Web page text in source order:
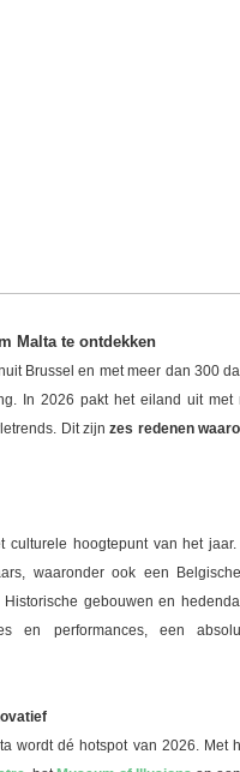
Malta te ontdekken
Brussel en met meer dan 300
In 2026 pakt het eiland uit met
Dit zijnzes redenen
culturele hoogtepunt van het
waaronder ook een
gebouwen en
en performances, een
wordt dé hotspot van 2026. Met